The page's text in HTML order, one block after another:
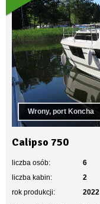
Wrony, port Koncha
Calipso 750
liczba osób:
6
liczba kabin:
2
rok produkcji:
2022